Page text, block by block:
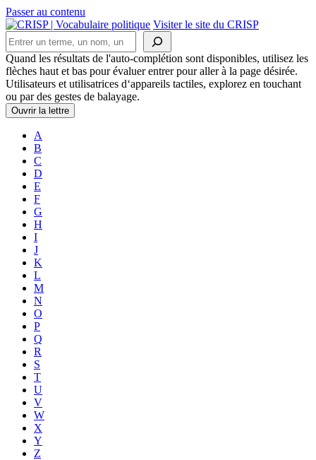
Passer au contenu
Navigation
principale
Visiter le site du CRISP
Rechercher
Quand les résultats de l'auto-complétion sont disponibles, utilisez les
flèches haut et bas pour évaluer entrer pour aller à la page désirée.
Utilisateurs et utilisatrices d‘appareils tactiles, explorez en touchant
ou par des gestes de balayage.
Ouvrir la lettre
A
B
C
D
E
F
G
H
I
J
K
L
M
N
O
P
Q
R
S
T
U
V
W
X
Y
Z